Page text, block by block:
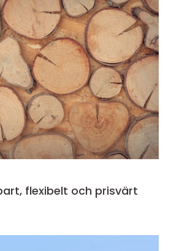
flexibelt och prisvärt